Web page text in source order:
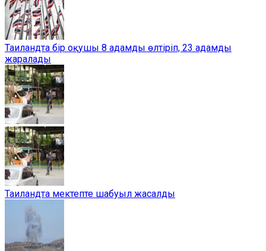
Таиландта бір оқушы 8 адамды өлтіріп, 23 адамды
жаралады
Таиландта мектепте шабуыл жасалды